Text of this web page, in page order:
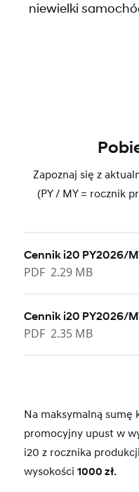
niewielki
Zapoznaj się z
(PY / MY = rocznik
Cennik i20 PY2026/
PDF 2.29 MB
Cennik i20 PY2026/
PDF 2.35 MB
Na maksymalną sumę
promocyjny upust w
i20 z rocznika
wysokości1000 zł.